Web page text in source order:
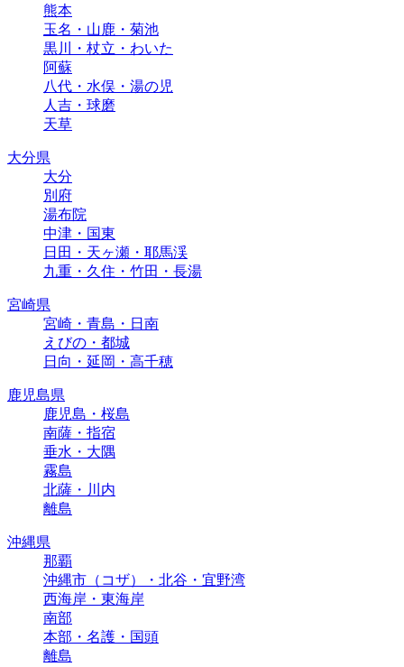
熊本
玉名・山鹿・菊池
黒川・杖立・わいた
阿蘇
八代・水俣・湯の児
人吉・球磨
天草
大分県
大分
別府
湯布院
中津・国東
日田・天ヶ瀬・耶馬渓
九重・久住・竹田・長湯
宮崎県
宮崎・青島・日南
えびの・都城
日向・延岡・高千穂
鹿児島県
鹿児島・桜島
南薩・指宿
垂水・大隅
霧島
北薩・川内
離島
沖縄県
那覇
沖縄市（コザ）・北谷・宜野湾
西海岸・東海岸
南部
本部・名護・国頭
離島